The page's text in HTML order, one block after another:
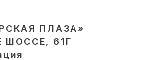
ПЛАЗА»
ШОССЕ, 61Г